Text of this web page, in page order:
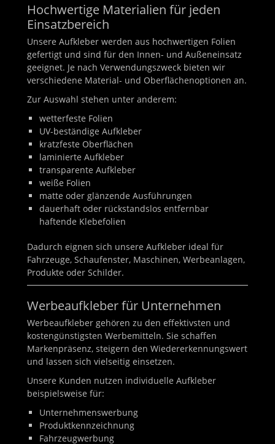
Hochwertige Materialien für jeden
Einsatzbereich
Unsere Aufkleber werden aus hochwertigen Folien
gefertigt und sind für den Innen- und Außeneinsatz
geeignet. Je nach Verwendungszweck bieten wir
verschiedene Material- und Oberflächenoptionen an.
Zur Auswahl stehen unter anderem:
wetterfeste Folien
UV-beständige Aufkleber
kratzfeste Oberflächen
laminierte Aufkleber
transparente Aufkleber
weiße Folien
matte oder glänzende Ausführungen
dauerhaft oder rückstandslos entfernbar
haftende Klebefolien
Dadurch eignen sich unsere Aufkleber ideal für
Fahrzeuge, Schaufenster, Maschinen, Werbeanlagen,
Produkte oder Schilder.
Werbeaufkleber für Unternehmen
Werbeaufkleber gehören zu den effektivsten und
kostengünstigsten Werbemitteln. Sie schaffen
Markenpräsenz, steigern den Wiedererkennungswert
und lassen sich vielseitig einsetzen.
Unsere Kunden nutzen individuelle Aufkleber
beispielsweise für:
Unternehmenswerbung
Produktkennzeichnung
Fahrzeugwerbung